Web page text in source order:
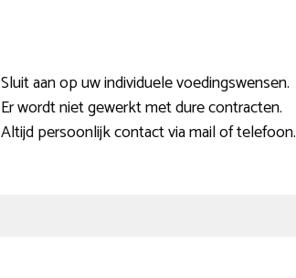
Sluit aan op uw individuele voedingswensen.
Er wordt niet gewerkt met dure contracten.
Altijd persoonlijk contact via mail of telefoon.